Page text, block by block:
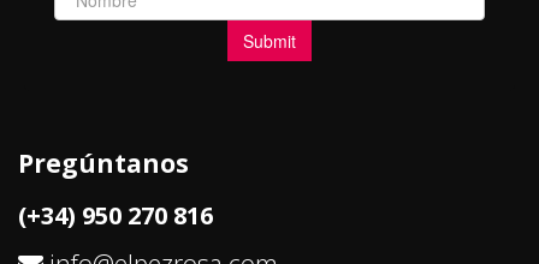
Pregúntanos
(+34) 950 270 816